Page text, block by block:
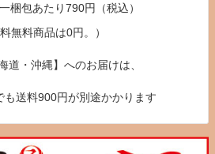
梱包あたり790円（税込）
料無料商品は0円。）
道・沖縄】へのお届けは、
も送料900円が別途かかります